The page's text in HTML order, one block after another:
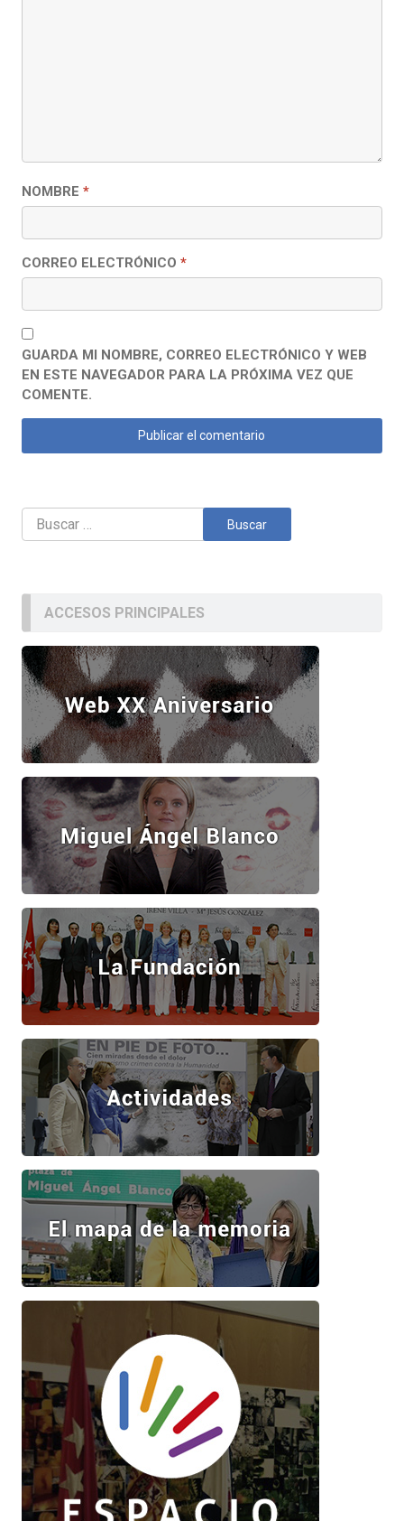
NOMBRE *
CORREO ELECTRÓNICO *
GUARDA MI NOMBRE, CORREO ELECTRÓNICO Y WEB
EN ESTE NAVEGADOR PARA LA PRÓXIMA VEZ QUE
COMENTE.
Buscar:
ACCESOS PRINCIPALES